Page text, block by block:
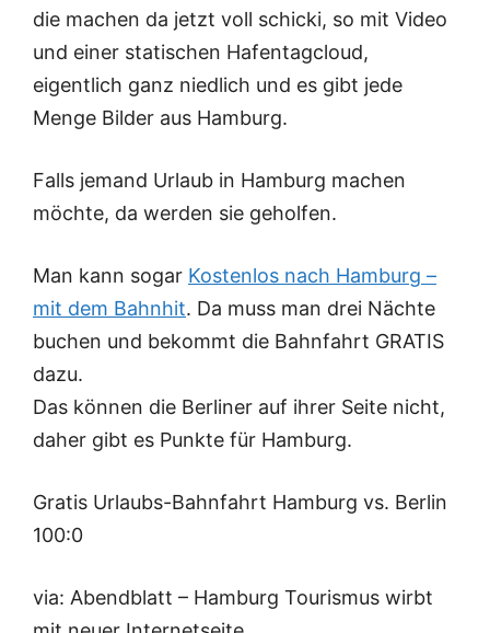
die machen da jetzt voll schicki, so mit Video
und einer statischen Hafentagcloud,
eigentlich ganz niedlich und es gibt jede
Menge Bilder aus Hamburg.
Falls jemand Urlaub in Hamburg machen
möchte, da werden sie geholfen.
Man kann sogar Kostenlos nach Hamburg –
mit dem Bahnhit. Da muss man drei Nächte
buchen und bekommt die Bahnfahrt GRATIS
dazu.
Das können die Berliner auf ihrer Seite nicht,
daher gibt es Punkte für Hamburg.
Gratis Urlaubs-Bahnfahrt Hamburg vs. Berlin
100:0
via: Abendblatt – Hamburg Tourismus wirbt